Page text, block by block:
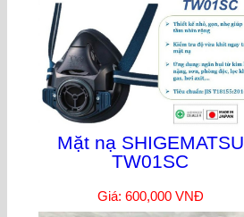
Mặt nạ SHIGEMATSU
TW01SC
Giá: 600,000 VNĐ